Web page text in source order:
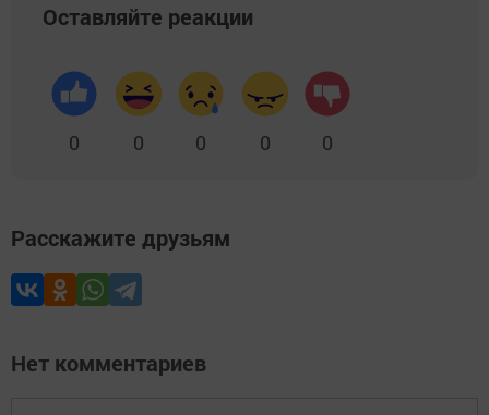
Оставляйте реакции
0 0 0 0 0
Расскажите друзьям
Нет комментариев